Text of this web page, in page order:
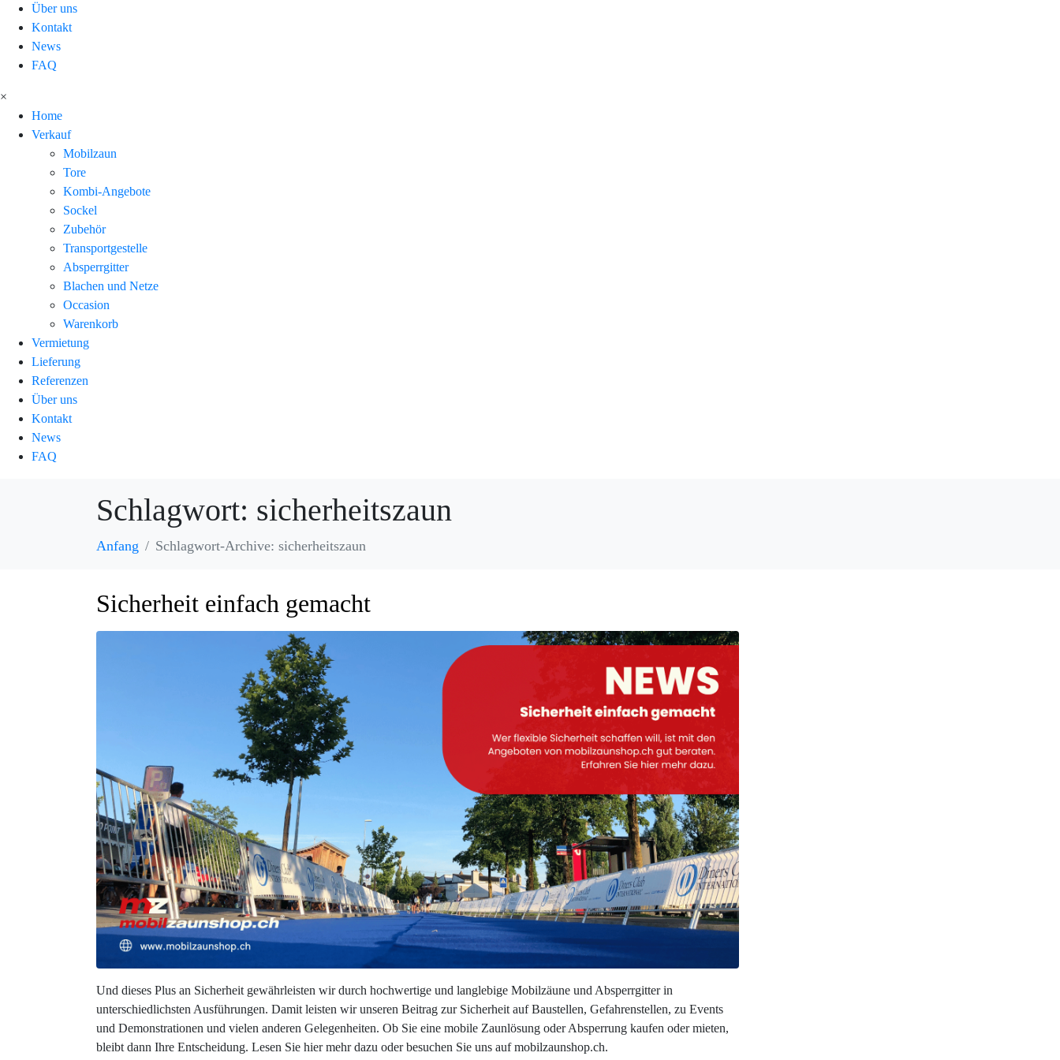
Über uns
Kontakt
News
FAQ
×
Home
Verkauf
Mobilzaun
Tore
Kombi-Angebote
Sockel
Zubehör
Transportgestelle
Absperrgitter
Blachen und Netze
Occasion
Warenkorb
Vermietung
Lieferung
Referenzen
Über uns
Kontakt
News
FAQ
Schlagwort: sicherheitszaun
Anfang Schlagwort-Archive: sicherheitszaun
Sicherheit einfach gemacht
Und dieses Plus an Sicherheit gewährleisten wir durch hochwertige und langlebige Mobilzäune und Absperrgitter in
unterschiedlichsten Ausführungen. Damit leisten wir unseren Beitrag zur Sicherheit auf Baustellen, Gefahrenstellen, zu Events
und Demonstrationen und vielen anderen Gelegenheiten. Ob Sie eine mobile Zaunlösung oder Absperrung kaufen oder mieten,
bleibt dann Ihre Entscheidung. Lesen Sie hier mehr dazu oder besuchen Sie uns auf mobilzaunshop.ch.